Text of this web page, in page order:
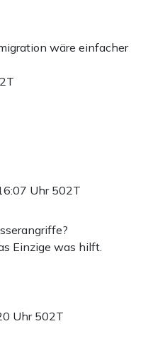
wäre einfacher
Uhr 502T
Einzige was hilft.
Uhr 502T